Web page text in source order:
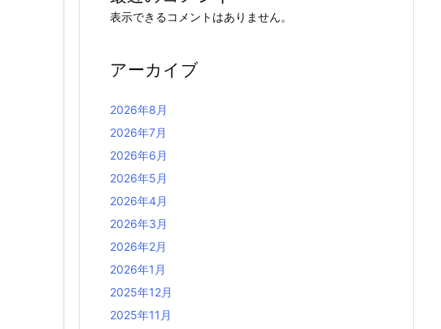
表示できるコメントはありません。
アーカイブ
2026年8月
2026年7月
2026年6月
2026年5月
2026年4月
2026年3月
2026年2月
2026年1月
2025年12月
2025年11月